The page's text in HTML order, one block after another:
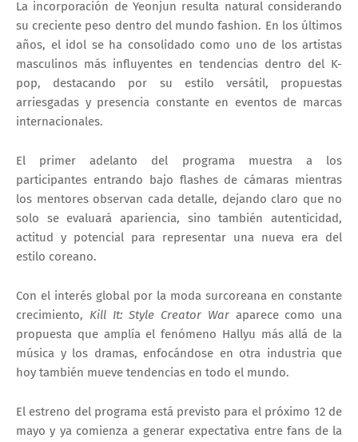
La incorporación de Yeonjun resulta natural considerando
su creciente peso dentro del mundo fashion. En los últimos
años, el idol se ha consolidado como uno de los artistas
masculinos más influyentes en tendencias dentro del K-
pop, destacando por su estilo versátil, propuestas
arriesgadas y presencia constante en eventos de marcas
internacionales.
El primer adelanto del programa muestra a los
participantes entrando bajo flashes de cámaras mientras
los mentores observan cada detalle, dejando claro que no
solo se evaluará apariencia, sino también autenticidad,
actitud y potencial para representar una nueva era del
estilo coreano.
Con el interés global por la moda surcoreana en constante
crecimiento, Kill It: Style Creator Waraparece como una
propuesta que amplía el fenómeno Hallyu más allá de la
música y los dramas, enfocándose en otra industria que
hoy también mueve tendencias en todo el mundo.
El estreno del programa está previsto para el próximo 12 de
mayo y ya comienza a generar expectativa entre fans de la